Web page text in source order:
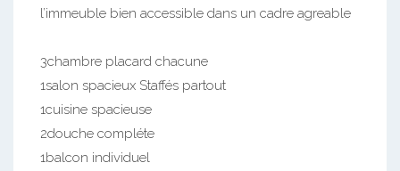
l’immeuble bien accessible dans un cadre agreable
3chambre placard chacune
1salon spacieux Staffés partout
1cuisine spacieuse
2douche compléte
1balcon individuel